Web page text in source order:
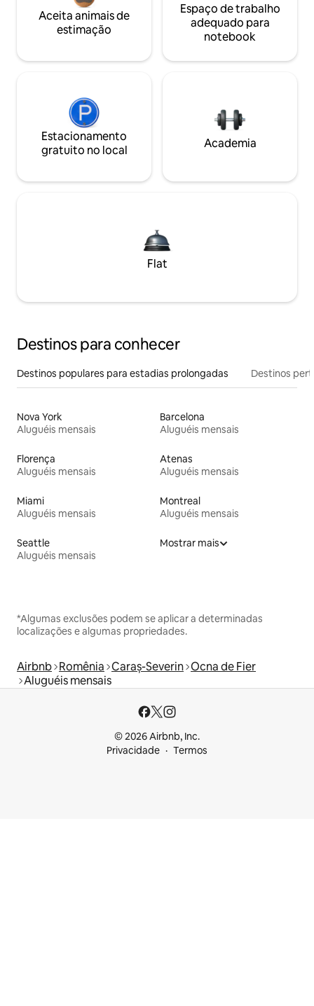
Aceita animais de
estimação
Espaço de trabalho
adequado para
notebook
Estacionamento
gratuito no local
Academia
Flat
Destinos para conhecer
Destinos populares para estadias prolongadas Destinos
Nova York
Aluguéis mensais
Barcelona
Aluguéis mensais
Florença
Aluguéis mensais
Atenas
Aluguéis mensais
Miami
Aluguéis mensais
Montreal
Aluguéis mensais
Seattle
Aluguéis mensais
Mostrar mais
*Algumas exclusões podem se aplicar a determinadas
localizações e algumas propriedades.
Airbnb Romênia Caraș-Severin Ocna de Fier
Aluguéis mensais
© 2026 Airbnb, Inc.
Privacidade
Termos